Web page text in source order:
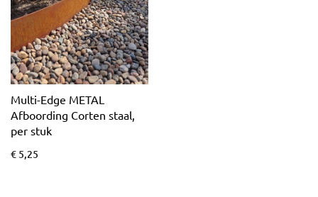
Multi-Edge METAL
Afboording Corten staal,
per stuk
€ 5,25